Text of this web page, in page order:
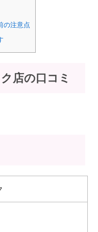
の注意点
店の口コミ